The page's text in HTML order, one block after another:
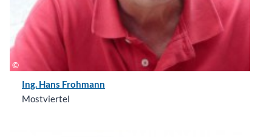
Ing. Hans Frohmann
Mostviertel